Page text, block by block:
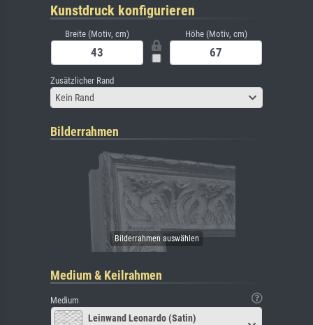
Kunstdruck konfigurieren
Breite (Motiv, cm) Höhe (Motiv, cm)
Zusätzlicher Rand
Kein Rand
Bilderrahmen
Medium & Keilrahmen
Medium
Leinwand Leonardo (Satin)